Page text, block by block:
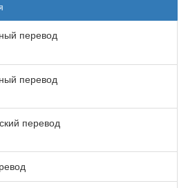
перевод
перевод
перевод